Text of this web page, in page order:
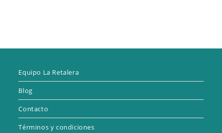
Equipo La Retalera
Blog
Contacto
Términos y condiciones